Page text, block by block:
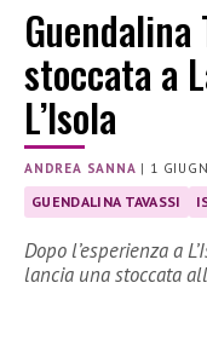
Guendalina
stoccata a
L’Isola
ANDREA SANNA | 1
GUENDALINA TAVASSI
Dopo l’esperienza a
lancia una stoccata